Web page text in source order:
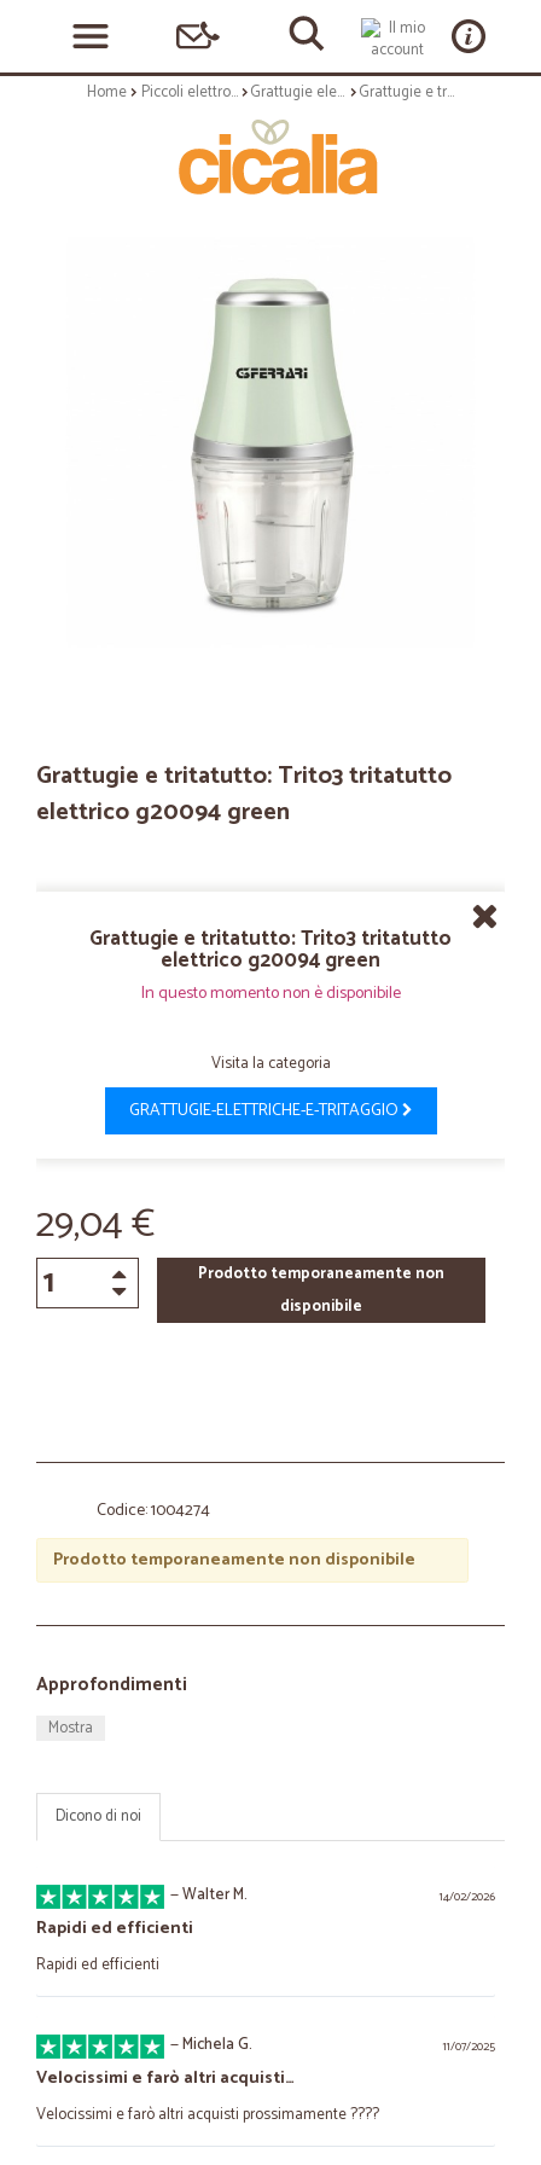
Home Piccoli elettrodomestici Grattugie elettriche e tritaggio Grattugie e tritatutto: Trito3 tritatutto elettrico g20094 green
Grattugie e tritatutto: Trito3 tritatutto
elettrico g20094 green
Grattugie e tritatutto: Trito3 tritatutto
elettrico g20094 green
In questo momento non è disponibile
Visita la categoria
GRATTUGIE-ELETTRICHE-E-TRITAGGIO
29,04 €
Prodotto temporaneamente non
disponibile
Codice: 1004274
Prodotto temporaneamente non disponibile
Approfondimenti
Mostra
Dicono di noi
14/02/2026
—Walter M.
Rapidi ed efficienti
Rapidi ed efficienti
11/07/2025
—Michela G.
Velocissimi e farò altri acquisti…
Velocissimi e farò altri acquisti prossimamente ????